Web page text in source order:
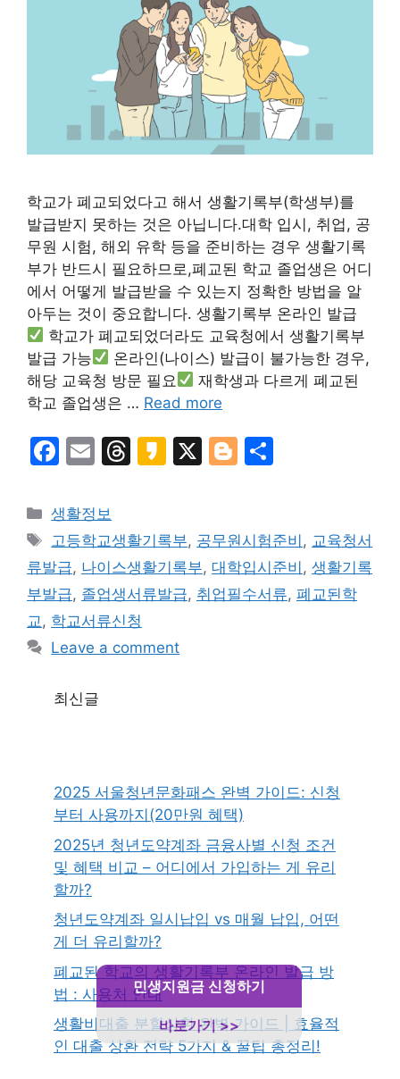
민생지원금 신청하기
바로가기 >>
학교가 폐교되었다고 해서 생활기록부(학생부)를
발급받지 못하는 것은 아닙니다.대학 입시, 취업, 공
무원 시험, 해외 유학 등을 준비하는 경우 생활기록
부가 반드시 필요하므로,폐교된 학교 졸업생은 어디
에서 어떻게 발급받을 수 있는지 정확한 방법을 알
아두는 것이 중요합니다. 생활기록부 온라인 발급
학교가 폐교되었더라도 교육청에서 생활기록부
발급 가능
온라인(나이스) 발급이 불가능한 경우,
해당 교육청 방문 필요
재학생과 다르게 폐교된
학교 졸업생은 … Read more
F
c
e
b
o
o
k
E
ai
l
T
a
d
s
K
a
o
X
Bl
g
er
e
Categories
생활정보
Tags
고등학교생활기록부, 공무원시험준비 , 교육청서
류발급, 나이스생활기록부, 대학입시준비 , 생활기록
부발급, 졸업생서류발급, 취업필수서류, 폐교된학
교, 학교서류신청
Leave a comment
최신글
2025 서울청년문화패스 완벽 가이드: 신청
부터 사용까지(20만원 혜택)
2025년 청년도약계좌 금융사별 신청 조건
및 혜택 비교 – 어디에서 가입하는 게 유리
할까?
청년도약계좌 일시납입 vs 매월 납입, 어떤
게 더 유리할까?
폐교된 학교의 생활기록부 온라인 발급 방
법 : 사용처 안내
생활비대출 분할상환 완벽 가이드 | 효율적
인 대출 상환 전략 5가지 & 꿀팁 총정리!